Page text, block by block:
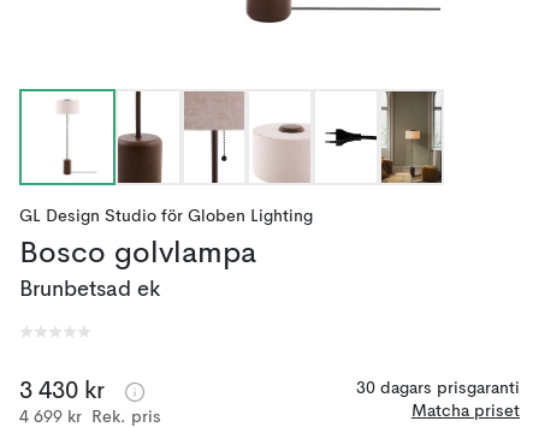
GL Design Studio för Globen Lighting
Bosco golvlampa
Brunbetsad ek
3 430 kr
4 699 kr Rek. pris
30 dagars prisgaranti
Matcha priset